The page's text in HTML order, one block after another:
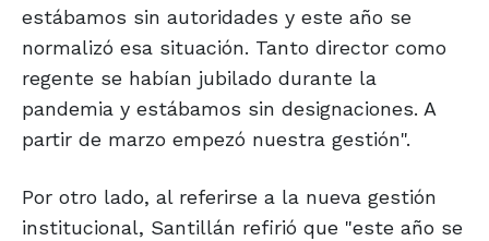
estábamos sin autoridades y este año se
normalizó esa situación. Tanto director como
regente se habían jubilado durante la
pandemia y estábamos sin designaciones. A
partir de marzo empezó nuestra gestión".
Por otro lado, al referirse a la nueva gestión
institucional, Santillán refirió que "este año se